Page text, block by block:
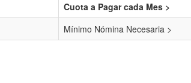
Cuota a Pagar cada Mes >
Mínimo Nómina Necesaria >